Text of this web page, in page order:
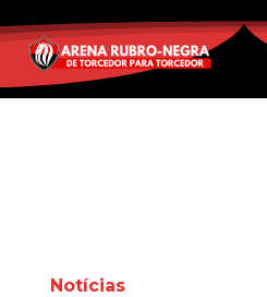
Notícias